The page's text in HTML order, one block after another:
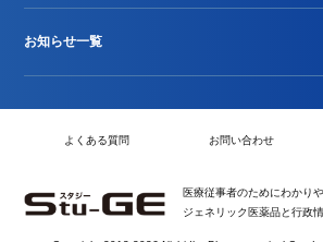
お知らせ一覧
よくある質問 お問い合わせ
医療従事者のためにわかり
ジェネリック医薬品と行政情